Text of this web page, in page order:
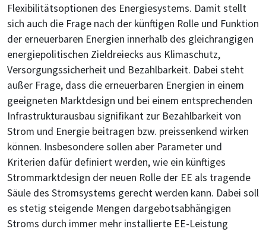
Flexibilitätsoptionen des Energiesystems. Damit stellt
sich auch die Frage nach der künftigen Rolle und Funktion
der erneuerbaren Energien innerhalb des gleichrangigen
energiepolitischen Zieldreiecks aus Klimaschutz,
Versorgungssicherheit und Bezahlbarkeit. Dabei steht
außer Frage, dass die erneuerbaren Energien in einem
geeigneten Marktdesign und bei einem entsprechenden
Infrastrukturausbau signifikant zur Bezahlbarkeit von
Strom und Energie beitragen bzw. preissenkend wirken
können. Insbesondere sollen aber Parameter und
Kriterien dafür definiert werden, wie ein künftiges
Strommarktdesign der neuen Rolle der EE als tragende
Säule des Stromsystems gerecht werden kann. Dabei soll
es stetig steigende Mengen dargebotsabhängigen
Stroms durch immer mehr installierte EE-Leistung